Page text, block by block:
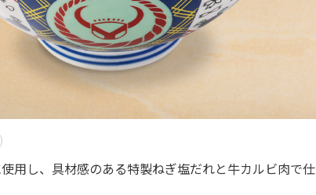
用し、具材感のある特製ねぎ塩だれと牛カルビ肉で仕